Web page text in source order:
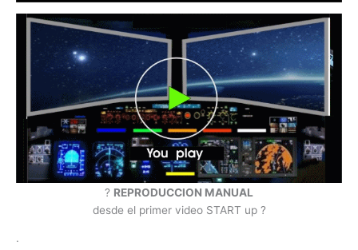
? REPRODUCCION MANUAL
desde el primer video START up ?
.